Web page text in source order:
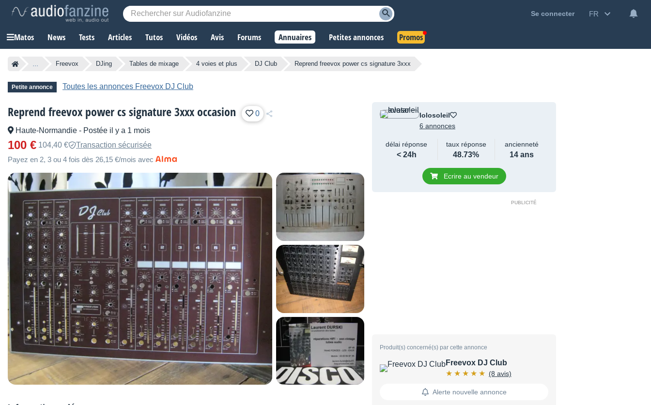
Se connecter FR
Matos News Tests Articles Tutos Vidéos Avis Forums Annuaires Petites annonces Promos
... Freevox DJing Tables de mixage 4 voies et plus DJ Club Reprend freevox power cs signature 3xxx
Petite annonce Toutes les annonces Freevox DJ Club
Reprend freevox power cs signature 3xxx occasion 0
Haute-Normandie - Postée il y a 1 mois
100 € 104,40 €
Transaction sécurisée
Payez en 2, 3 ou 4 fois dès 26,15 €/mois avec
lolosoleil
6 annonces
délai réponse
< 24h
taux réponse
48.73%
ancienneté
14 ans
Ecrire au vendeur
Produit(s) concerné(s) par cette annonce
Freevox DJ Club
(8 avis)
Alerte nouvelle annonce